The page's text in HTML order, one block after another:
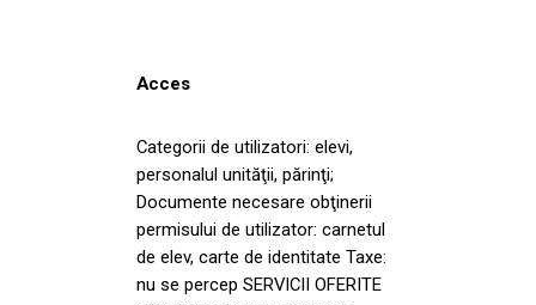
Acces
Categorii de utilizatori: elevi,
personalul unităţii, părinţi;
Documente necesare obţinerii
permisului de utilizator: carnetul
de elev, carte de identitate Taxe:
nu se percep SERVICII OFERITE